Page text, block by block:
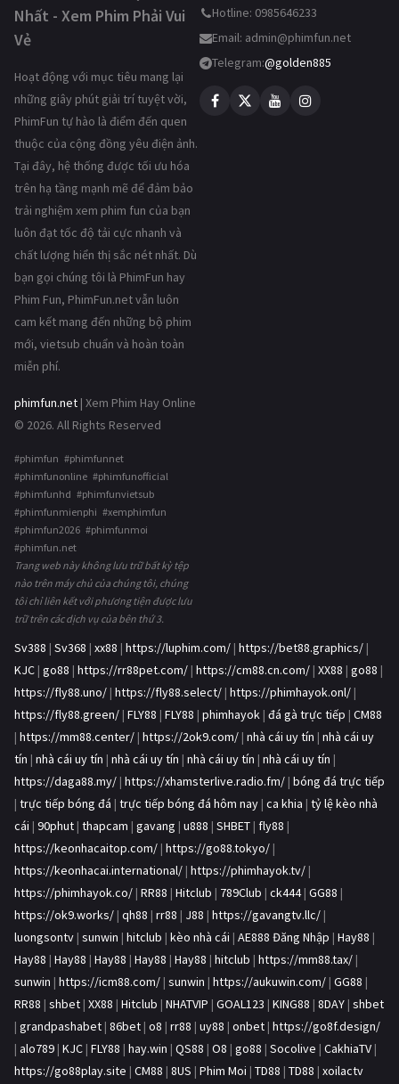
Nhất - Xem Phim Phải Vui
Vẻ
Hoạt động với mục tiêu mang lại
những giây phút giải trí tuyệt vời,
PhimFun tự hào là điểm đến quen
thuộc của cộng đồng yêu điện ảnh.
Tại đây, hệ thống được tối ưu hóa
trên hạ tầng mạnh mẽ để đảm bảo
trải nghiệm xem phim fun của bạn
luôn đạt tốc độ tải cực nhanh và
chất lượng hiển thị sắc nét nhất. Dù
bạn gọi chúng tôi là PhimFun hay
Phim Fun, PhimFun.net vẫn luôn
cam kết mang đến những bộ phim
mới, vietsub chuẩn và hoàn toàn
miễn phí.
phimfun.net | Xem Phim Hay Online
© 2026. All Rights Reserved
#phimfun #phimfunnet
#phimfunonline #phimfunofficial
#phimfunhd #phimfunvietsub
#phimfunmienphi #xemphimfun
#phimfun2026 #phimfunmoi
#phimfun.net
Trang web này không lưu trữ bất kỳ tệp
nào trên máy chủ của chúng tôi, chúng
tôi chỉ liên kết với phương tiện được lưu
trữ trên các dịch vụ của bên thứ 3.
Hotline: 0985646233
Email: admin@phimfun.net
Telegram:@golden885
Sv388 | Sv368 | xx88 | https://luphim.com/ | https://bet88.graphics/ |
KJC | go88 | https://rr88pet.com/ | https://cm88.cn.com/ | XX88 | go88 |
https://fly88.uno/ | https://fly88.select/ | https://phimhayok.onl/ |
https://fly88.green/ | FLY88 | FLY88 | phimhayok | đá gà trực tiếp | CM88
| https://mm88.center/ | https://2ok9.com/ | nhà cái uy tín | nhà cái uy
tín | nhà cái uy tín | nhà cái uy tín | nhà cái uy tín | nhà cái uy tín |
https://daga88.my/ | https://xhamsterlive.radio.fm/ | bóng đá trực tiếp
| trực tiếp bóng đá | trực tiếp bóng đá hôm nay | ca khia | tỷ lệ kèo nhà
cái | 90phut | thapcam | gavang | u888 | SHBET | fly88 |
https://keonhacaitop.com/ | https://go88.tokyo/ |
https://keonhacai.international/ | https://phimhayok.tv/ |
https://phimhayok.co/ | RR88 | Hitclub | 789Club | ck444| GG88 |
https://ok9.works/ | qh88 | rr88 | J88 | https://gavangtv.llc/ |
luongsontv | sunwin | hitclub | kèo nhà cái | AE888 Đăng Nhập | Hay88 |
Hay88 | Hay88 | Hay88 | Hay88 | Hay88 | hitclub | https://mm88.tax/ |
sunwin | https://icm88.com/ | sunwin | https://aukuwin.com/ | GG88 |
RR88 | shbet | XX88 | Hitclub | NHATVIP | GOAL123 | KING88 | 8DAY | shbet
| grandpashabet | 86bet | o8 | rr88 | uy88 | onbet | https://go8f.design/
| alo789 | KJC | FLY88 | hay.win | QS88 | O8 | go88 | Socolive | CakhiaTV |
https://go88play.site | CM88 | 8US | Phim Moi | TD88 | TD88 | xoilactv